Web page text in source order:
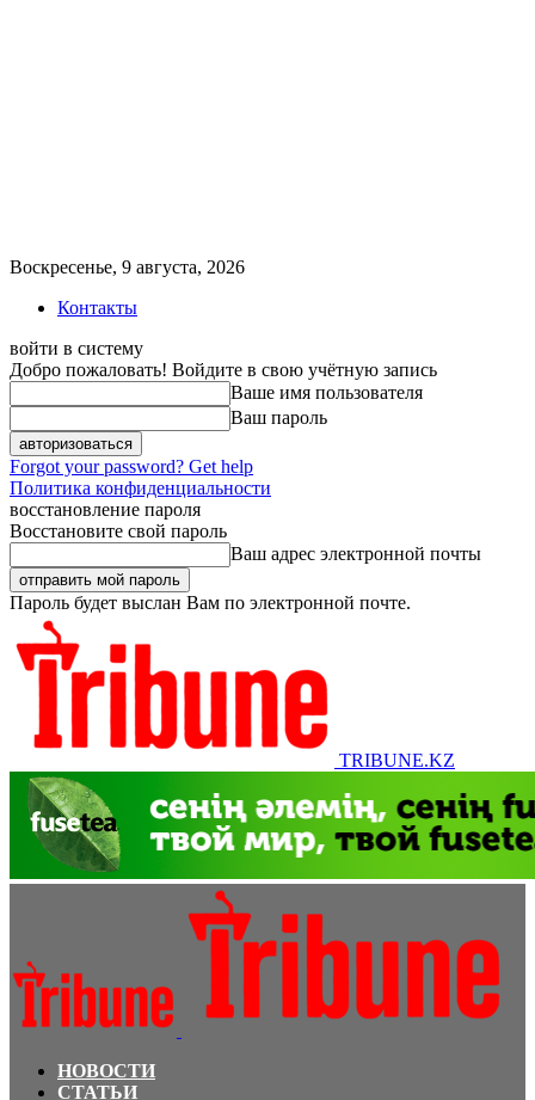
Воскресенье, 9 августа, 2026
Контакты
войти в систему
Добро пожаловать! Войдите в свою учётную запись
Ваше имя пользователя
Ваш пароль
Forgot your password? Get help
Политика конфиденциальности
восстановление пароля
Восстановите свой пароль
Ваш адрес электронной почты
Пароль будет выслан Вам по электронной почте.
TRIBUNE.KZ
НОВОСТИ
СТАТЬИ